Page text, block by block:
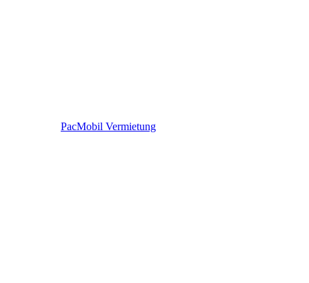
PacMobil Vermietung